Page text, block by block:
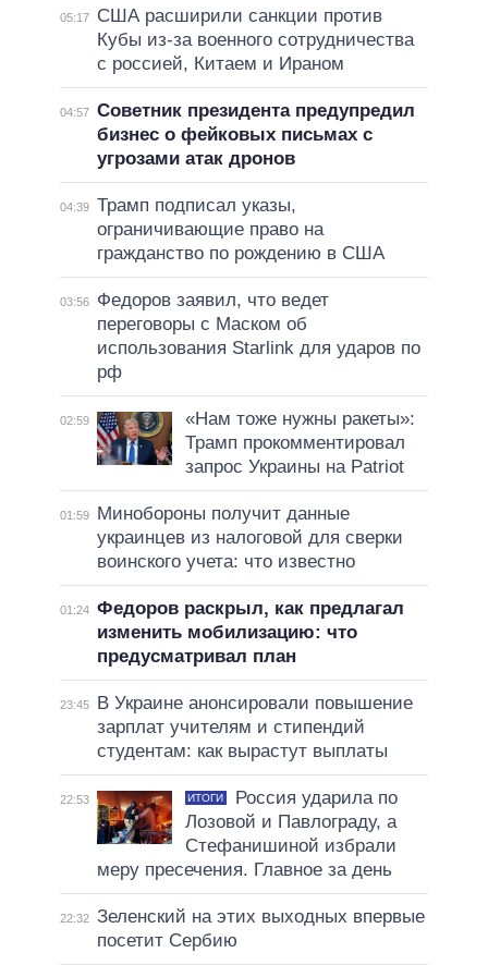
05:17
США расширили санкции против
Кубы из-за военного сотрудничества
с россией, Китаем и Ираном
04:57 Советник президента предупредил
бизнес о фейковых письмах с
угрозами атак дронов
04:39 Трамп подписал указы,
ограничивающие право на
гражданство по рождению в США
03:56
Федоров заявил, что ведет
переговоры с Маском об
использования Starlink для ударов по
рф
02:59
«Нам тоже нужны ракеты»:
Трамп прокомментировал
запрос Украины на Patriot
01:59
Минобороны получит данные
украинцев из налоговой для сверки
воинского учета: что известно
01:24 Федоров раскрыл, как предлагал
изменить мобилизацию: что
предусматривал план
23:45
В Украине анонсировали повышение
зарплат учителям и стипендий
студентам: как вырастут выплаты
22:53 ИТОГИ
Россия ударила по
Лозовой и Павлограду, а
Стефанишиной избрали
меру пресечения. Главное за день
22:32 Зеленский на этих выходных впервые
посетит Сербию